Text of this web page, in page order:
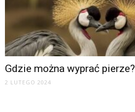
Gdzie można wyprać pierze?
2 LUTEGO 2024